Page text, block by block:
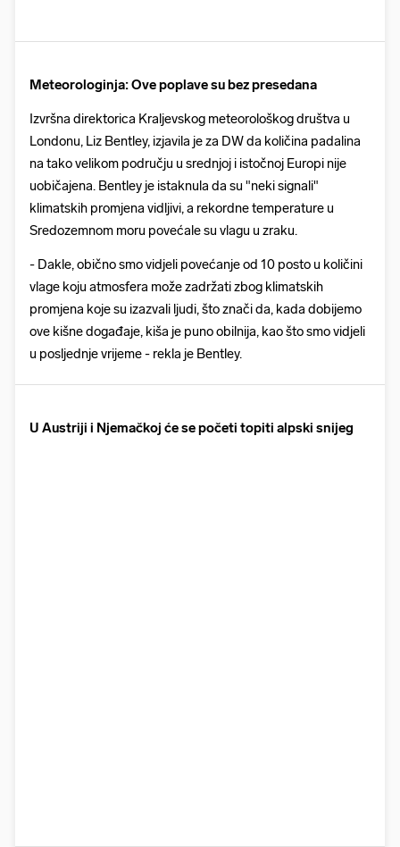
Meteorologinja: Ove poplave su bez presedana
Izvršna direktorica Kraljevskog meteorološkog društva u
Londonu, Liz Bentley, izjavila je za DW da količina padalina
na tako velikom području u srednjoj i istočnoj Europi nije
uobičajena. Bentley je istaknula da su "neki signali"
klimatskih promjena vidljivi, a rekordne temperature u
Sredozemnom moru povećale su vlagu u zraku.
- Dakle, obično smo vidjeli povećanje od 10 posto u količini
vlage koju atmosfera može zadržati zbog klimatskih
promjena koje su izazvali ljudi, što znači da, kada dobijemo
ove kišne događaje, kiša je puno obilnija, kao što smo vidjeli
u posljednje vrijeme - rekla je Bentley.
U Austriji i Njemačkoj će se početi topiti alpski snijeg